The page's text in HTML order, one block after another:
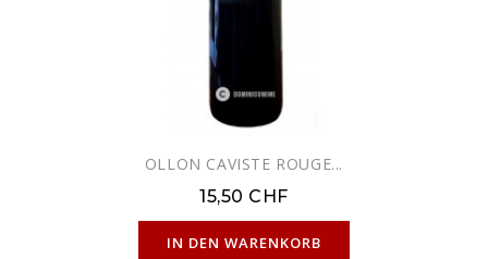
OLLON CAVISTE ROUGE...
15,50 CHF
IN DEN WARENKORB